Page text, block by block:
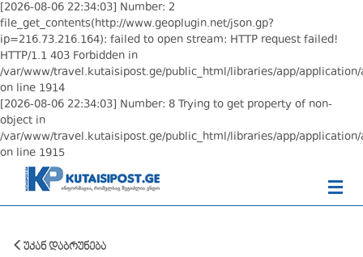
[2026-08-06 22:34:03] Number: 2
file_get_contents(http://www.geoplugin.net/json.gp?
ip=216.73.216.164): failed to open stream: HTTP request failed!
HTTP/1.1 403 Forbidden in
/var/www/travel.kutaisipost.ge/public_html/libraries/app/
on line 1914
[2026-08-06 22:34:03] Number: 8 Trying to get property of non-
object in
/var/www/travel.kutaisipost.ge/public_html/libraries/app/
on line 1915
უკან დაბრუნება